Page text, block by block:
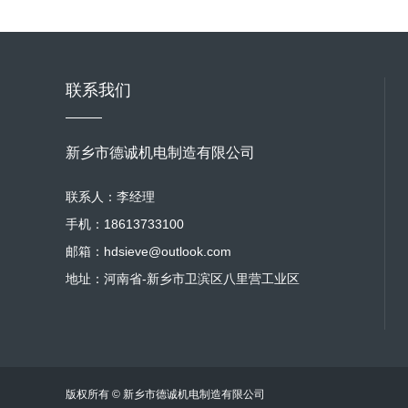
联系我们
新乡市德诚机电制造有限公司
联系人：李经理
手机：18613733100
邮箱：hdsieve@outlook.com
地址：河南省-新乡市卫滨区八里营工业区
版权所有 © 新乡市德诚机电制造有限公司